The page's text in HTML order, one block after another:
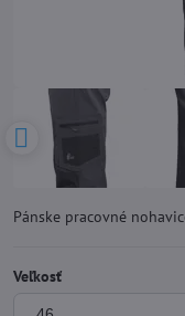
Pánske pracovné
Veľkosť